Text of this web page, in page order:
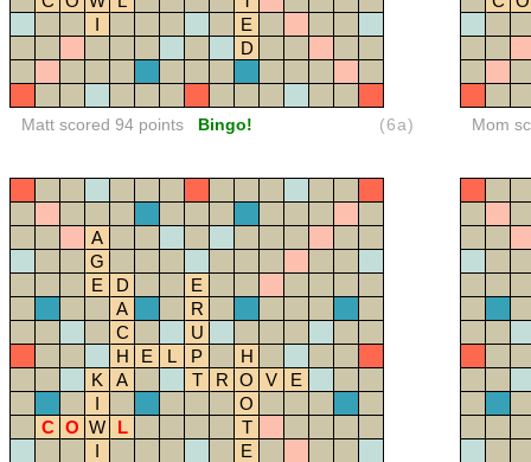
I
E
D
Matt scored 94 points Bingo! (6a) Mom
A
G
E
D
E
A
R
C
U
H
E L P
H
K
A T R O V
E
I
O
C O W L
T
I
E